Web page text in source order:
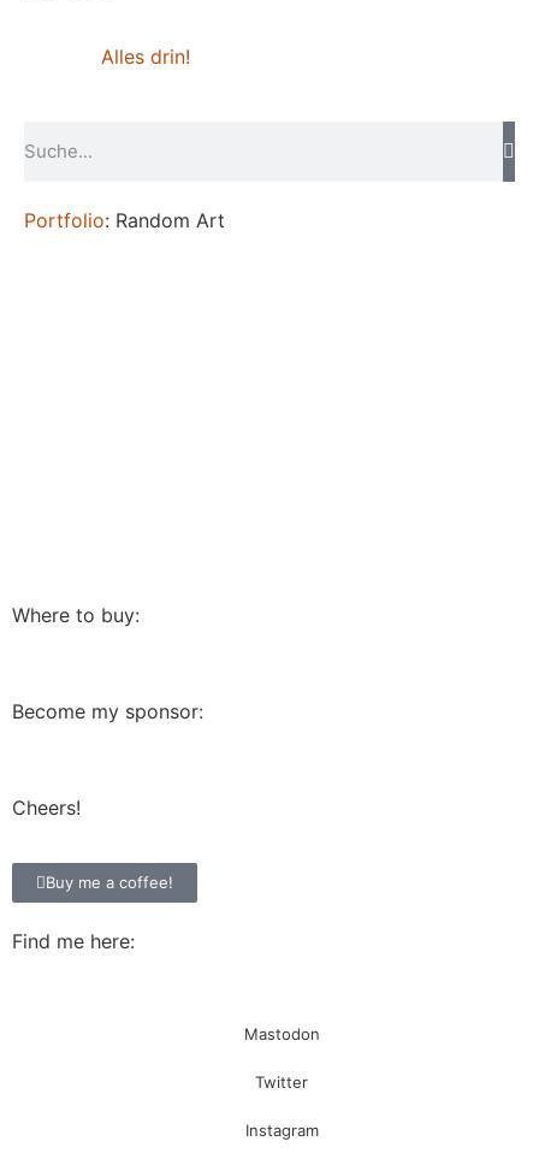
Alles drin!
Portfolio: Random Art
Where to buy:
Become my sponsor:
Cheers!
Buy me a coffee!
Find me here:
Mastodon
Twitter
Instagram